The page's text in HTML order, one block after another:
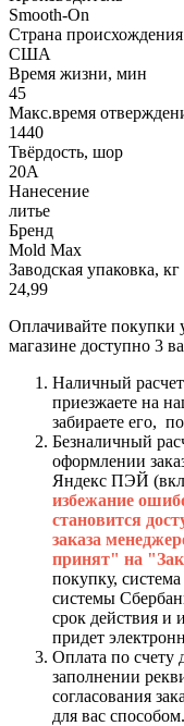
Smooth-On
Страна происхождения
США
Время жизни, мин
45
Макс.время
1440
Твёрдость, шор
20А
Нанесение
литье
Бренд
Mold Max
Заводская упаковка, кг
24,99
Оплачивайте
магазине доступно 3
Наличный
приезжаете на
забираете его,
Безналичный
оформлении
Яндекс ПЭЙ
избежание
становится
заказа
принят" на
покупку,
системы
срок действия и
придет
Оплата по счету
заполнении
согласования
для вас способом.